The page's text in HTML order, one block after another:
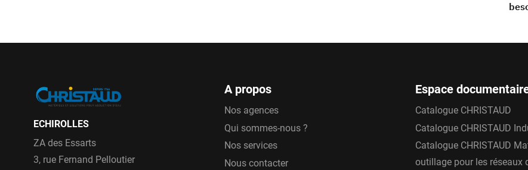
ECHIROLLES
ZA des Essarts
3, rue Fernand Pelloutier
A propos
Nos agences
Qui sommes-nous ?
Nos services
Nous contacter
Espace
Catalogue CHRISTAUD
Catalogue CHRISTAUD
Catalogue CHRISTAUD
outillage pour les réseaux